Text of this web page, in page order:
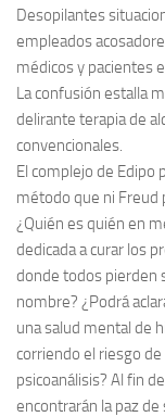
Desopilantes
empleados
médicos y pacientes
La confusión estalla
delirante terapia de
convencionales.
El complejo de Edipo
método que ni Freud
¿Quién es quién en
dedicada a curar los
donde todos pierden
nombre? ¿Podrá
una salud mental de
corriendo el riesgo
psicoanálisis? Al fin
encontrarán la paz